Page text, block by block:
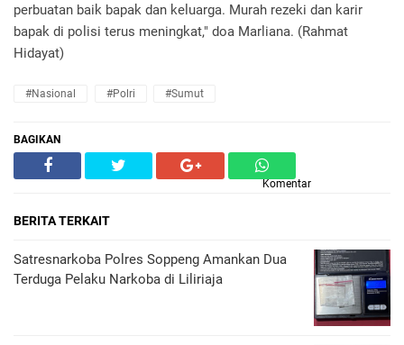
perbuatan baik bapak dan keluarga. Murah rezeki dan karir
bapak di polisi terus meningkat," doa Marliana. (Rahmat
Hidayat)
#Nasional #Polri #Sumut
BAGIKAN
Komentar
BERITA TERKAIT
Satresnarkoba Polres Soppeng Amankan Dua
Terduga Pelaku Narkoba di Liliriaja